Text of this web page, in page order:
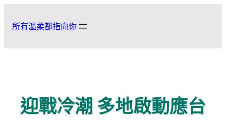
所有溫柔都指向你
迎戰冷潮 多地啟動應台